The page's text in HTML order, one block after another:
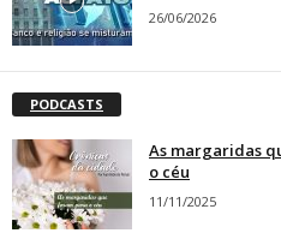
26/06/2026
PODCASTS
As margaridas
o céu
11/11/2025